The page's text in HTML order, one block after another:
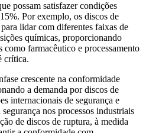
possam satisfazer condições
Por exemplo, os discos de
lidar com diferentes faixas de
químicas, proporcionando
como farmacêutico e processamento
crítica.
crescente na conformidade
a demanda por discos de
internacionais de segurança e
nos processos industriais
de discos de ruptura, à medida